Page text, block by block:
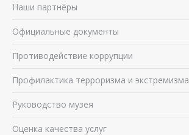
Наши партнёры
Официальные документы
Противодействие коррупции
Профилактика терроризма и экстремизма
Руководство музея
Оценка качества услуг